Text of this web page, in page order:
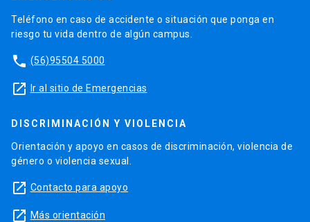
Teléfono en caso de accidente o situación que ponga en
riesgo tu vida dentro de algún campus.
phone (56)95504 5000
launch Ir al sitio de Emergencias
DISCRIMINACIÓN Y VIOLENCIA
Orientación y apoyo en casos de discriminación, violencia de
género o violencia sexual.
launch Contacto para apoyo
launch Más orientación